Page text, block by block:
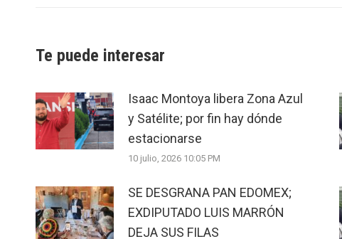
Te puede interesar
Isaac Montoya libera Zona Azul
y Satélite; por fin hay dónde
estacionarse
10 julio, 2026 10:05 PM
SE DESGRANA PAN EDOMEX;
EXDIPUTADO LUIS MARRÓN
DEJA SUS FILAS